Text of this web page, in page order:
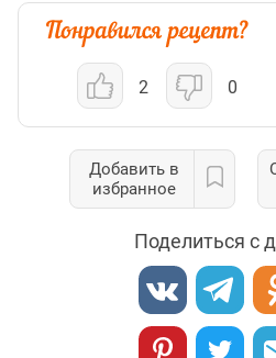
2 0
Добавить в
избранное
Поделиться с